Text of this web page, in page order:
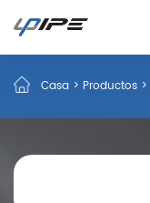
Casa > Productos >